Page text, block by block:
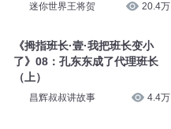
迷你世界王将贺 20.4万
《拇指班长·壹·我把班长变小
了》08：孔东东成了代理班长
（上）
昌辉叔叔讲故事 4.4万